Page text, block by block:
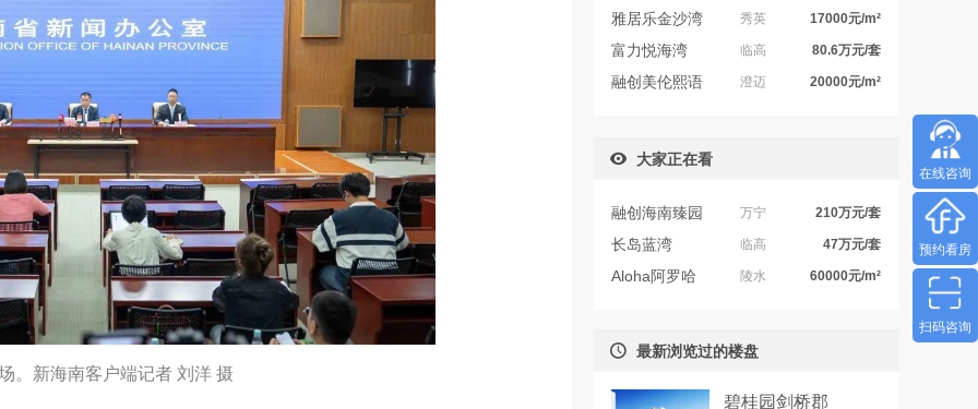
。新海南客户端记者 刘洋 摄
雅居乐金沙湾 秀英 17000元/m²
富力悦海湾 临高 80.6万元/套
融创美伦熙语 澄迈 20000元/m²
大家正在看
融创海南臻园 万宁 210万元/套
长岛蓝湾 临高 47万元/套
Aloha阿罗哈 陵水 60000元/m²
最新浏览过的楼盘
碧桂园剑桥郡
在线咨询
预约看房
扫码咨询